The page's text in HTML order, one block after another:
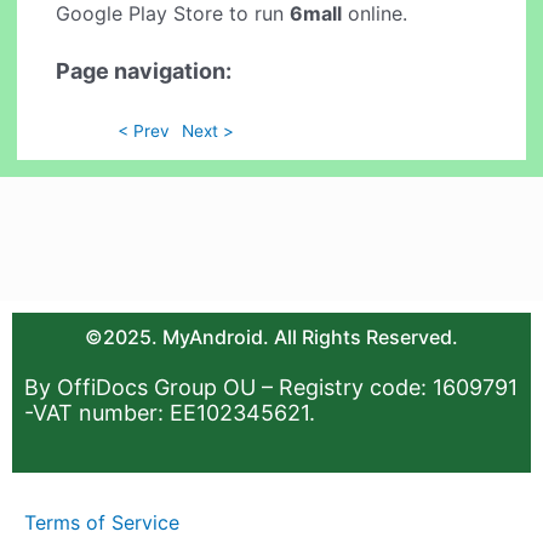
Google Play Store to run6mall online.
Page navigation:
< Prev Next >
©2025. MyAndroid. All Rights Reserved.
By OffiDocs Group OU – Registry code: 1609791
-VAT number: EE102345621.
Terms of Service